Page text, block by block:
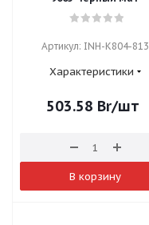
Артикул: INH-K804-813
Характеристики
503.58 Br/шт
В корзину